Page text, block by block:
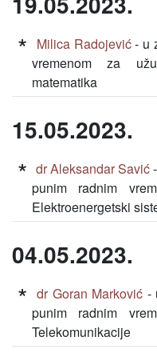
Milica Radojević- u
vremenom za
matematika
15.05.2023.
dr Aleksandar Savić
punim radnim
Elektroenergetski
04.05.2023.
dr Goran Marković -
punim radnim
Telekomunikacije